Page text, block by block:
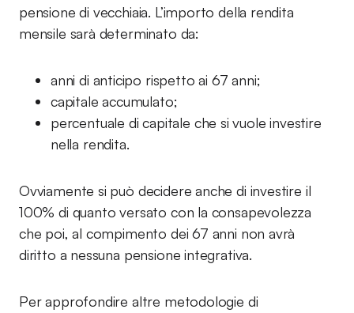
pensione di vecchiaia. L’importo della rendita
mensile sarà determinato da:
anni di anticipo rispetto ai 67 anni;
capitale accumulato;
percentuale di capitale che si vuole investire
nella rendita.
Ovviamente si può decidere anche di investire il
100% di quanto versato con la consapevolezza
che poi, al compimento dei 67 anni non avrà
diritto a nessuna pensione integrativa.
Per approfondire altre metodologie di